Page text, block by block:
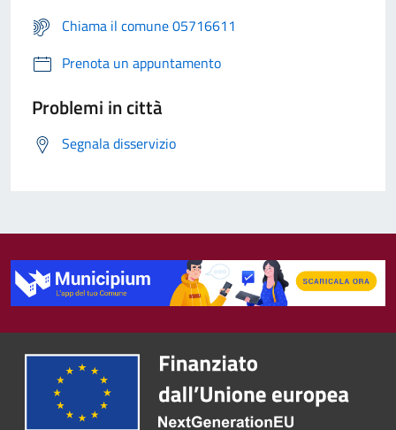
Chiama il comune 05716611
Prenota un appuntamento
Problemi in città
Segnala disservizio